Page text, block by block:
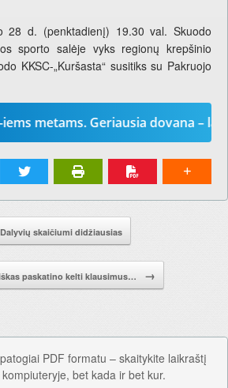
28 d. (penktadienį) 19.30 val. Skuodo
sporto salėje vyks regionų krepšinio
KKSC-„Kuršasta“ susitiks su Pakruojo
Geriausia dovana –
Dalyvių skaičiumi didžiausias
paskatino kelti klausimus… →
patogiai PDF formatu – skaitykite laikraštį
bet kada ir bet kur.